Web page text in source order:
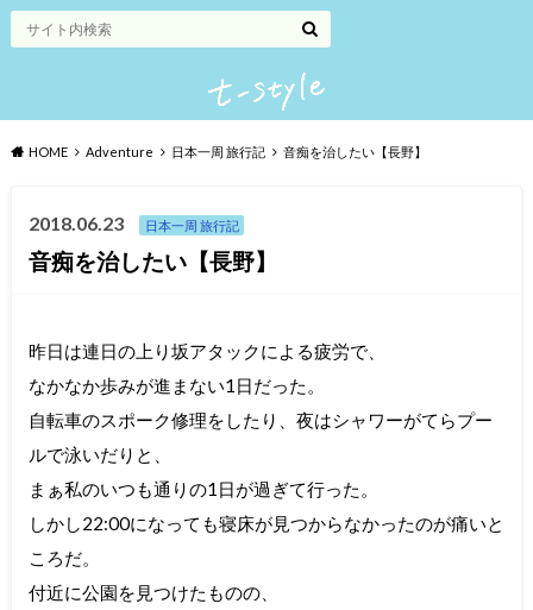
HOME Adventure 日本一周 旅行記 音痴を治したい【長野】
2018.06.23 日本一周 旅行記
音痴を治したい【長野】
昨日は連日の上り坂アタックによる疲労で、
なかなか歩みが進まない1日だった。
自転車のスポーク修理をしたり、夜はシャワーがてらプー
ルで泳いだりと、
まぁ私のいつも通りの1日が過ぎて行った。
しかし22:00になっても寝床が見つからなかったのが痛いと
ころだ。
付近に公園を見つけたものの、